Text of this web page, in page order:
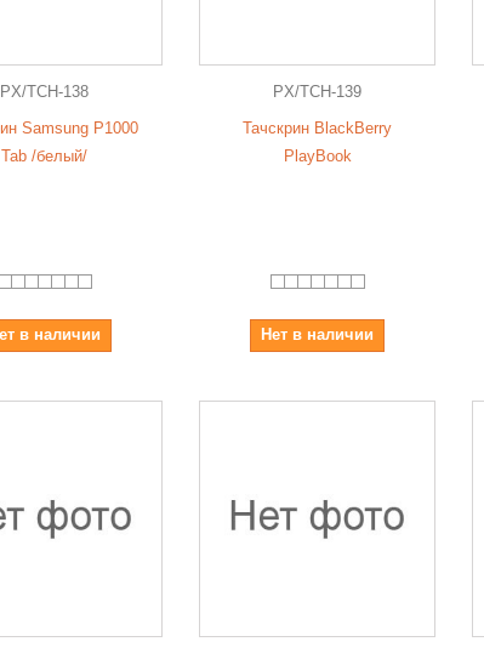
PX/TCH-138
Samsung P1000
Tab /белый/
в наличии
PX/TCH-139
Тачскрин BlackBerry
PlayBook
Нет в наличии